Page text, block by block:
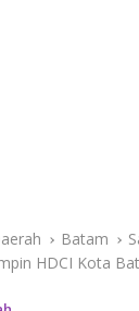
Batam
HDCI Kota